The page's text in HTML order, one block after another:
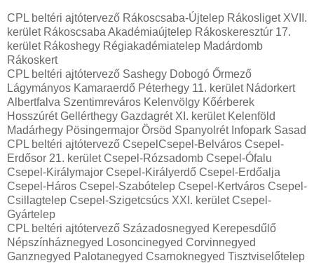
CPL beltéri ajtótervező Rákoscsaba-Újtelep Rákosliget XVII.
kerület Rákoscsaba Akadémiaújtelep Rákoskeresztúr 17.
kerület Rákoshegy Régiakadémiatelep Madárdomb
Rákoskert
CPL beltéri ajtótervező Sashegy Dobogó Őrmező
Lágymányos Kamaraerdő Péterhegy 11. kerület Nádorkert
Albertfalva Szentimreváros Kelenvölgy Kőérberek
Hosszúrét Gellérthegy Gazdagrét XI. kerület Kelenföld
Madárhegy Pösingermajor Örsöd Spanyolrét Infopark Sasad
CPL beltéri ajtótervező CsepelCsepel-Belváros Csepel-
Erdősor 21. kerület Csepel-Rózsadomb Csepel-Ófalu
Csepel-Királymajor Csepel-Királyerdő Csepel-Erdőalja
Csepel-Háros Csepel-Szabótelep Csepel-Kertváros Csepel-
Csillagtelep Csepel-Szigetcsúcs XXI. kerület Csepel-
Gyártelep
CPL beltéri ajtótervező Századosnegyed Kerepesdűlő
Népszínháznegyed Losoncinegyed Corvinnegyed
Ganznegyed Palotanegyed Csarnoknegyed Tisztviselőtelep